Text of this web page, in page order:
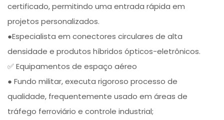
certificado, permitindo uma entrada rápida em
projetos personalizados.
●Especialista em conectores circulares de alta
densidade e produtos híbridos ópticos-eletrônicos.
✅ Equipamentos de espaço aéreo
● Fundo militar, executa rigoroso processo de
qualidade, frequentemente usado em áreas de
tráfego ferroviário e controle industrial;